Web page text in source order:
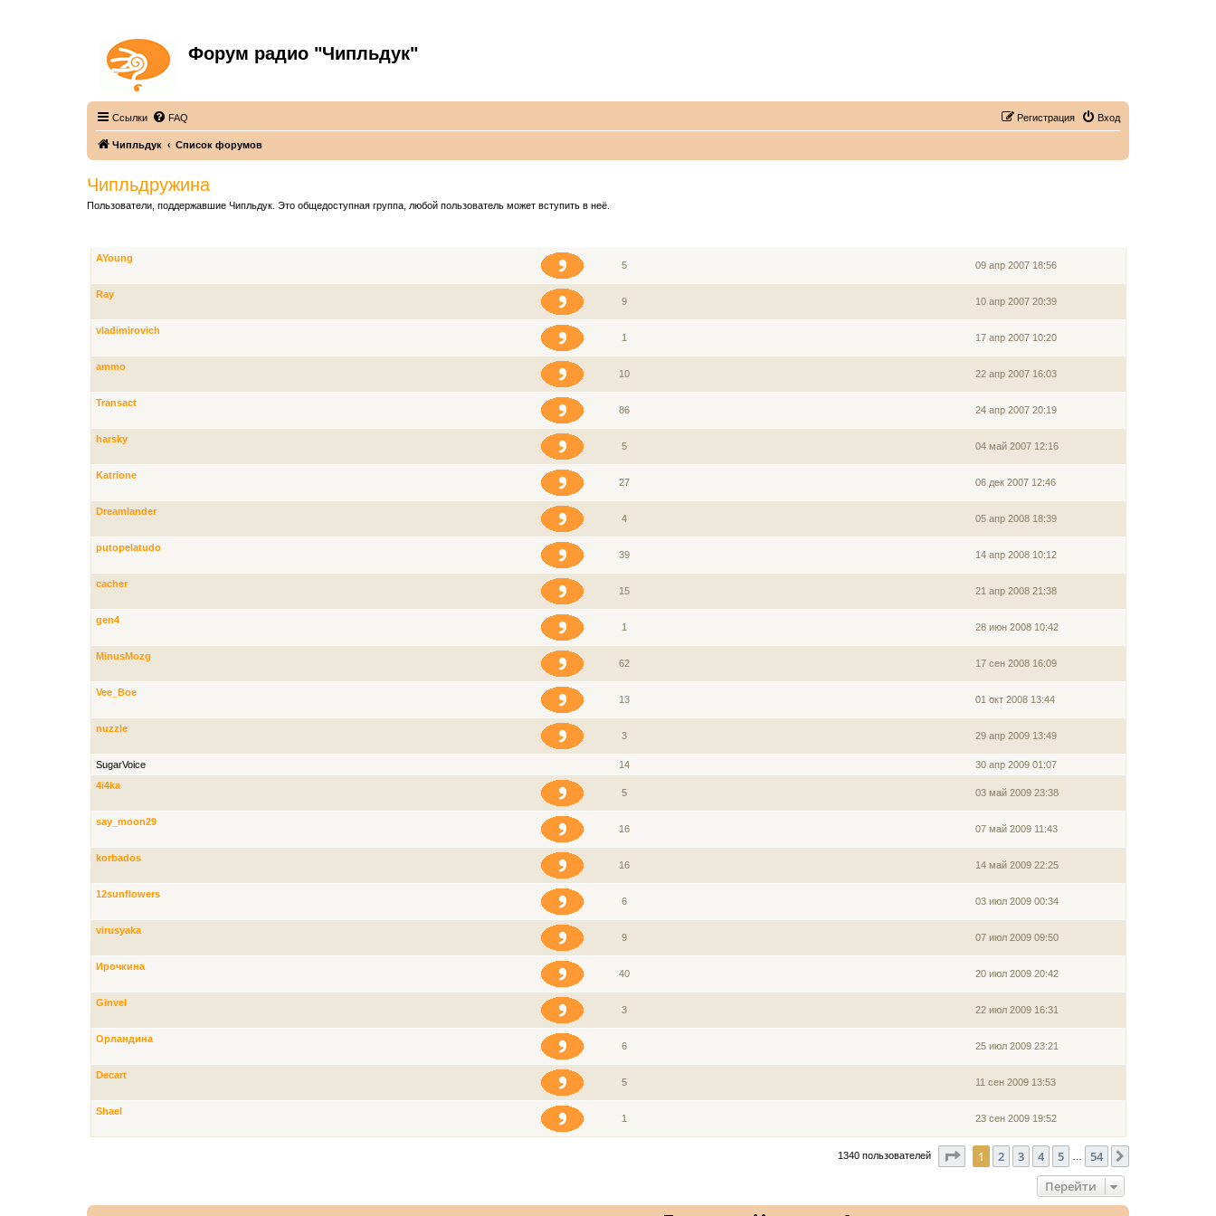
Форум радио "Чипльдук"
Ссылки FAQ Вход
Регистрация
Чипльдук Список форумов
Чипльдружина
Пользователи, поддержавшие Чипльдук. Это общедоступная группа, любой пользователь может вступить в неё.
AYoung
5 09 апр 2007 18:56
Ray
9 10 апр 2007 20:39
vladimirovich
1 17 апр 2007 10:20
ammo
10 22 апр 2007 16:03
Transact
86 24 апр 2007 20:19
harsky
5 04 май 2007 12:16
Katrione
27 06 дек 2007 12:46
Dreamlander
4 05 апр 2008 18:39
putopelatudo
39 14 апр 2008 10:12
cacher
15 21 апр 2008 21:38
gen4
1 28 июн 2008 10:42
MinusMozg
62 17 сен 2008 16:09
Vee_Boe
13 01 окт 2008 13:44
nuzzle
3 29 апр 2009 13:49
SugarVoice 14
30 апр 2009 01:07
4i4ka
5 03 май 2009 23:38
say_moon29
16 07 май 2009 11:43
korbados
16 14 май 2009 22:25
12sunflowers
6 03 июл 2009 00:34
virusyaka
9 07 июл 2009 09:50
Ирочкина
40 20 июл 2009 20:42
Ginvel
3 22 июл 2009 16:31
Орландина
6 25 июл 2009 23:21
Decart
5 11 сен 2009 13:53
Shael
1 23 сен 2009 19:52
1340 пользователей Страница1 из 54
1 2 3 4 5 54
Перейти